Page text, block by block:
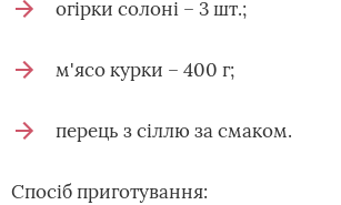
огірки солоні – 3 шт.;
м'ясо курки – 400 г;
перець з сіллю за смаком.
Спосіб приготування: